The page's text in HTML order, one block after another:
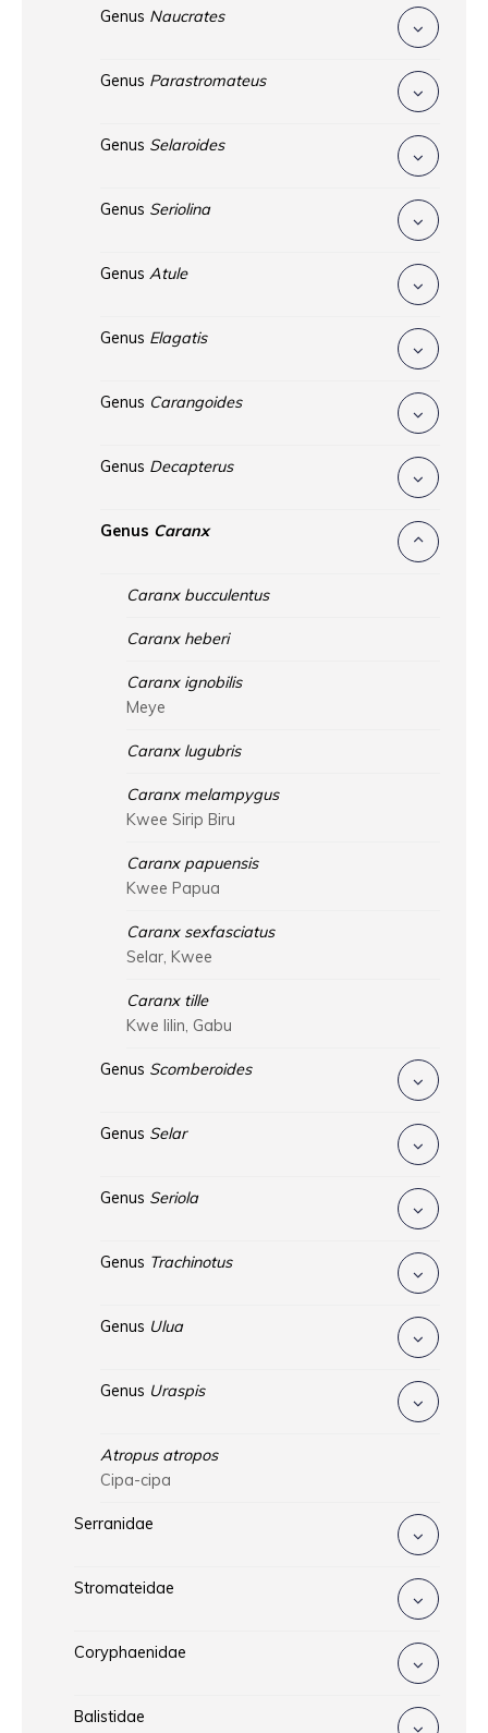
Genus Naucrates
Genus Parastromateus
Genus Selaroides
Genus Seriolina
Genus Atule
Genus Elagatis
Genus Carangoides
Genus Decapterus
Genus Caranx
Caranx bucculentus
Caranx heberi
Caranx ignobilis
Meye
Caranx lugubris
Caranx melampygus
Kwee Sirip Biru
Caranx papuensis
Kwee Papua
Caranx sexfasciatus
Selar, Kwee
Caranx tille
Kwe lilin, Gabu
Genus Scomberoides
Genus Selar
Genus Seriola
Genus Trachinotus
Genus Ulua
Genus Uraspis
Atropus atropos
Cipa-cipa
Serranidae
Stromateidae
Coryphaenidae
Balistidae